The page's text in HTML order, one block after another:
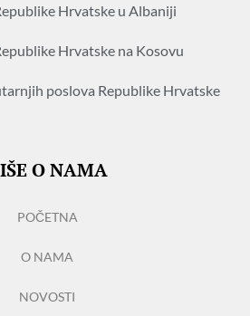
Hrvatske u Albaniji
Hrvatske na Kosovu
poslova Republike Hrvatske
O NAMA
POČETNA
O NAMA
NOVOSTI